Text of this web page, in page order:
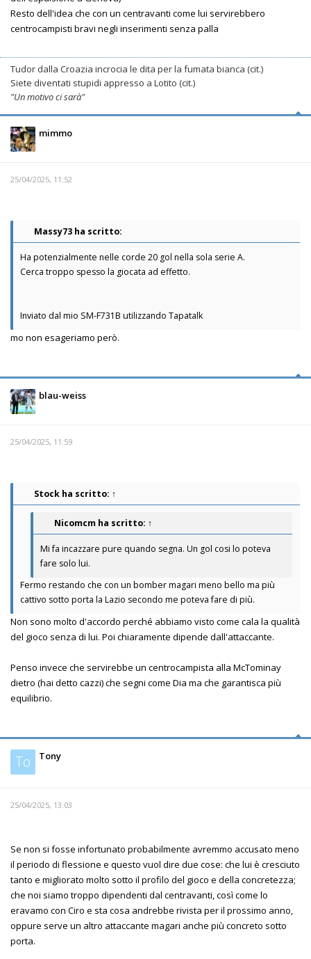
Resto dell'idea che con un centravanti come lui servirebbero
centrocampisti bravi negli inserimenti senza palla
Tudor dalla Croazia incrocia le dita per la fumata bianca (cit.)
Siete diventati stupidi appresso a Lotito (cit.)
"Un motivo ci sarà"
mimmo
25/04/2025, 11:52
Massy73 ha scritto:
Ha potenzialmente nelle corde 20 gol nella sola serie A.
Cerca troppo spesso la giocata ad effetto.
Inviato dal mio SM-F731B utilizzando Tapatalk
mo non esageriamo però.
blau-weiss
25/04/2025, 11:59
Stock ha scritto: ↑
Nicomcm ha scritto: ↑
Mi fa incazzare pure quando segna. Un gol cosi lo poteva
fare solo lui.
Fermo restando che con un bomber magari meno bello ma più
cattivo sotto porta la Lazio secondo me poteva fare di più.
Non sono molto d'accordo perché abbiamo visto come cala la qualità
del gioco senza di lui. Poi chiaramente dipende dall'attaccante.
Penso invece che servirebbe un centrocampista alla McTominay
dietro (hai detto cazzi) che segni come Dia ma che garantisca più
equilibrio.
To Tony
25/04/2025, 13:03
Se non si fosse infortunato probabilmente avremmo accusato meno
il periodo di flessione e questo vuol dire due cose: che lui è cresciuto
tanto e migliorato molto sotto il profilo del gioco e della concretezza;
che noi siamo troppo dipendenti dal centravanti, così come lo
eravamo con Ciro e sta cosa andrebbe rivista per il prossimo anno,
oppure serve un altro attaccante magari anche più concreto sotto
porta.